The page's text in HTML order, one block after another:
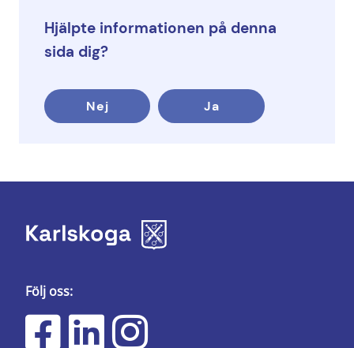
Hjälpte informationen på denna
sida dig?
Nej Ja
Följ oss: